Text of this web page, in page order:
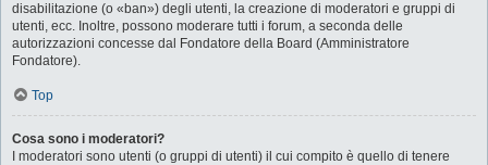
disabilitazione (o «ban») degli utenti, la creazione di moderatori e gruppi di
utenti, ecc. Inoltre, possono moderare tutti i forum, a seconda delle
autorizzazioni concesse dal Fondatore della Board (Amministratore
Fondatore).
Top
Cosa sono i moderatori?
I moderatori sono utenti (o gruppi di utenti) il cui compito è quello di tenere